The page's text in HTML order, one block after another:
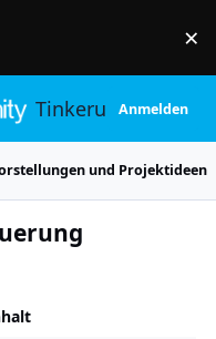
×
TinkerunityAnmelden
und Projektideen